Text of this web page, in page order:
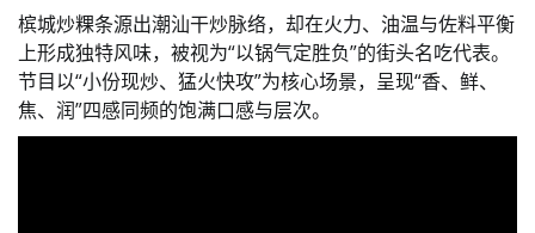
槟城炒粿条源出潮汕干炒脉络，却在火力、油温与佐料平衡
上形成独特风味，被视为“以锅气定胜负”的街头名吃代表。
节目以“小份现炒、猛火快攻”为核心场景，呈现“香、鲜、
焦、润”四感同频的饱满口感与层次。